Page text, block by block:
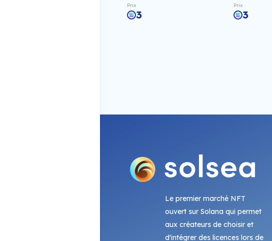
Prix
3
Prix
3
Le premier marché NFT
ouvert sur Solana qui permet
aux créateurs de choisir et
d'intégrer des licences lors de